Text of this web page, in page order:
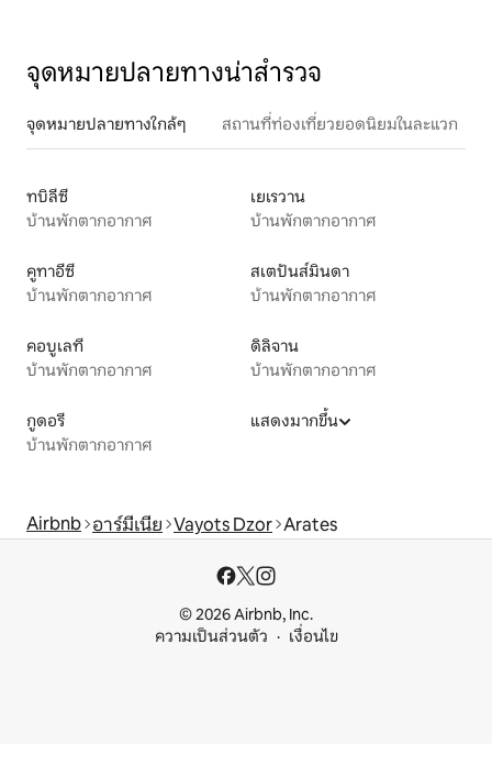
จุดหมายปลายทางน่าสำรวจ
จุดหมายปลายทางใกล้ๆ สถานที่ท่องเที่ยวยอดนิยมในละแวก
ทบิลีซี
บ้านพักตากอากาศ
เยเรวาน
บ้านพักตากอากาศ
คูทาอีซี
บ้านพักตากอากาศ
สเตปันส์มินดา
บ้านพักตากอากาศ
คอบูเลที
บ้านพักตากอากาศ
ดิลิจาน
บ้านพักตากอากาศ
กูดอรี
บ้านพักตากอากาศ
แสดงมากขึ้น
Airbnb อาร์มีเนีย Vayots Dzor Arates
© 2026 Airbnb, Inc.
ความเป็นส่วนตัว
เงื่อนไข